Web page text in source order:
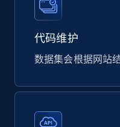
823+
URL, Product id,
代码维护
数据集会根据网站